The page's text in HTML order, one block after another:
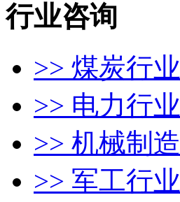
行业咨询
>> 煤炭行业
>> 电力行业
>> 机械制造
>> 军工行业